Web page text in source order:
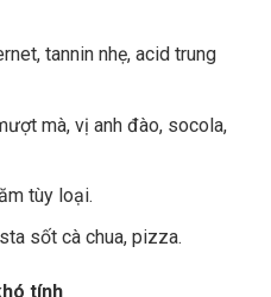
tannin nhẹ, acid trung
mà, vị anh đào, socola,
tùy loại.
sốt cà chua, pizza.
tính